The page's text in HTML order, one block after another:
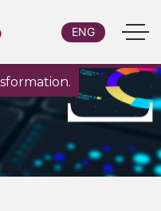
ENG